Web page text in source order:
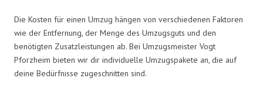
Die Kosten für einen Umzug hängen von verschiedenen Faktoren
wie der Entfernung, der Menge des Umzugsguts und den
benötigten Zusatzleistungen ab. Bei Umzugsmeister Vogt
Pforzheim bieten wir dir individuelle Umzugspakete an, die auf
deine Bedürfnisse zugeschnitten sind.